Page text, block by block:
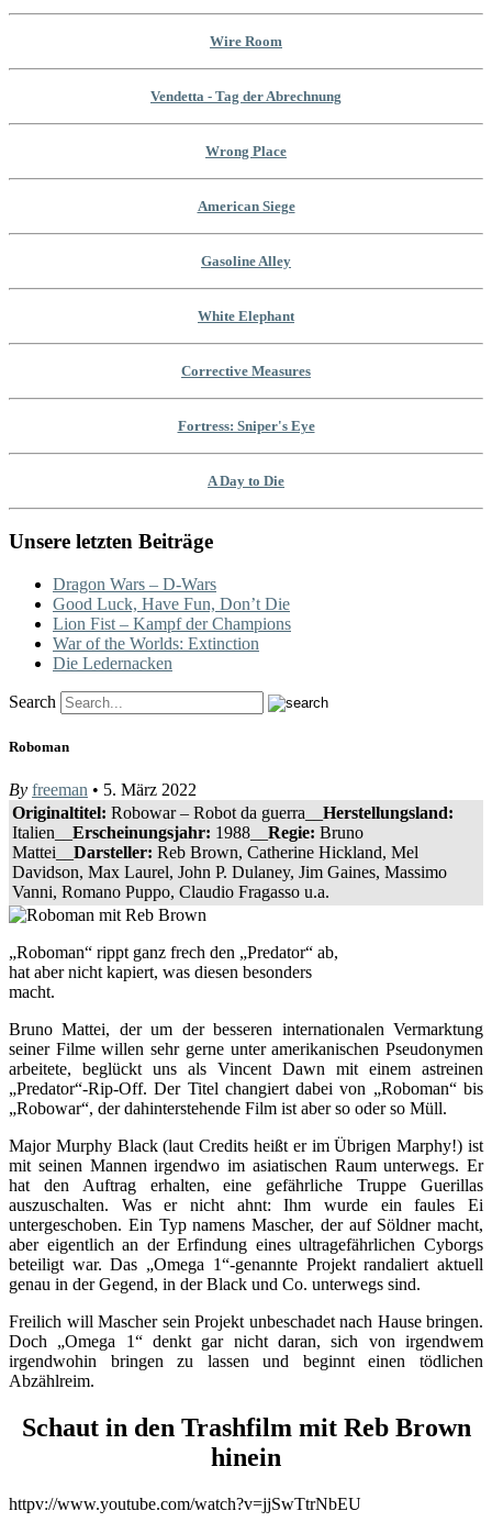
Wire Room
Vendetta - Tag der Abrechnung
Wrong Place
American Siege
Gasoline Alley
White Elephant
Corrective Measures
Fortress: Sniper's Eye
A Day to Die
Unsere letzten Beiträge
Dragon Wars – D-Wars
Good Luck, Have Fun, Don’t Die
Lion Fist – Kampf der Champions
War of the Worlds: Extinction
Die Ledernacken
Search
Roboman
By freeman • 5. März 2022
Originaltitel: Robowar – Robot da guerra__ Herstellungsland:
Italien__ Erscheinungsjahr: 1988__ Regie: Bruno
Mattei__ Darsteller: Reb Brown, Catherine Hickland, Mel
Davidson, Max Laurel, John P. Dulaney, Jim Gaines, Massimo
Vanni, Romano Puppo, Claudio Fragasso u.a.
„Roboman“ rippt ganz frech den „Predator“ ab,
hat aber nicht kapiert, was diesen besonders
macht.
Bruno Mattei, der um der besseren internationalen Vermarktung
seiner Filme willen sehr gerne unter amerikanischen Pseudonymen
arbeitete, beglückt uns als Vincent Dawn mit einem astreinen
„Predator“-Rip-Off. Der Titel changiert dabei von „Roboman“ bis
„Robowar“, der dahinterstehende Film ist aber so oder so Müll.
Major Murphy Black (laut Credits heißt er im Übrigen Marphy!) ist
mit seinen Mannen irgendwo im asiatischen Raum unterwegs. Er
hat den Auftrag erhalten, eine gefährliche Truppe Guerillas
auszuschalten. Was er nicht ahnt: Ihm wurde ein faules Ei
untergeschoben. Ein Typ namens Mascher, der auf Söldner macht,
aber eigentlich an der Erfindung eines ultragefährlichen Cyborgs
beteiligt war. Das „Omega 1“-genannte Projekt randaliert aktuell
genau in der Gegend, in der Black und Co. unterwegs sind.
Freilich will Mascher sein Projekt unbeschadet nach Hause bringen.
Doch „Omega 1“ denkt gar nicht daran, sich von irgendwem
irgendwohin bringen zu lassen und beginnt einen tödlichen
Abzählreim.
Schaut in den Trashfilm mit Reb Brown
hinein
httpv://www.youtube.com/watch?v=jjSwTtrNbEU